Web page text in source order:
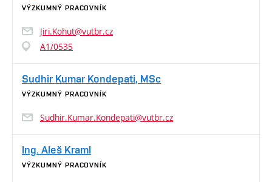
VÝZKUMNÝ PRACOVNÍK
Jiri.Kohut@vutbr.cz
A1/0535
Sudhir Kumar Kondepati, MSc
VÝZKUMNÝ PRACOVNÍK
Sudhir.Kumar.Kondepati@vutbr.cz
Ing. Aleš Kraml
VÝZKUMNÝ PRACOVNÍK